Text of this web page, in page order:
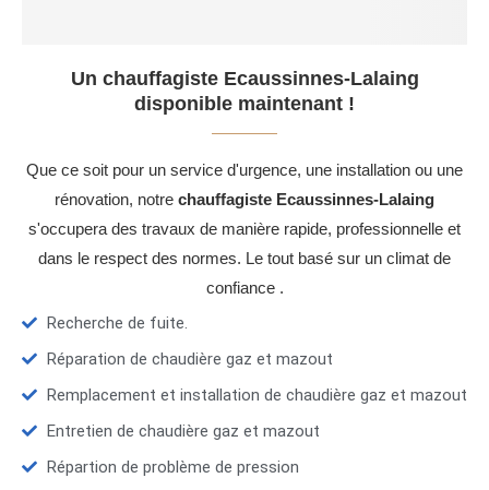
Un chauffagiste Ecaussinnes-Lalaing
disponible maintenant !
Que ce soit pour un service d'urgence, une installation ou une
rénovation, notre chauffagiste Ecaussinnes-Lalaing
s'occupera des travaux de manière rapide, professionnelle et
dans le respect des normes. Le tout basé sur un climat de
confiance .
Recherche de fuite.
Réparation de chaudière gaz et mazout
Remplacement et installation de chaudière gaz et mazout
Entretien de chaudière gaz et mazout
Répartion de problème de pression